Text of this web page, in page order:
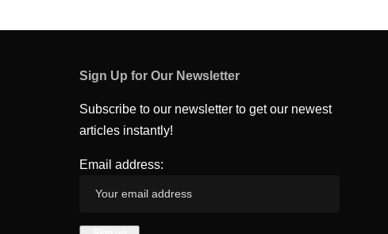
Sign Up for Our Newsletter
Subscribe to our newsletter to get our newest
articles instantly!
Email address: